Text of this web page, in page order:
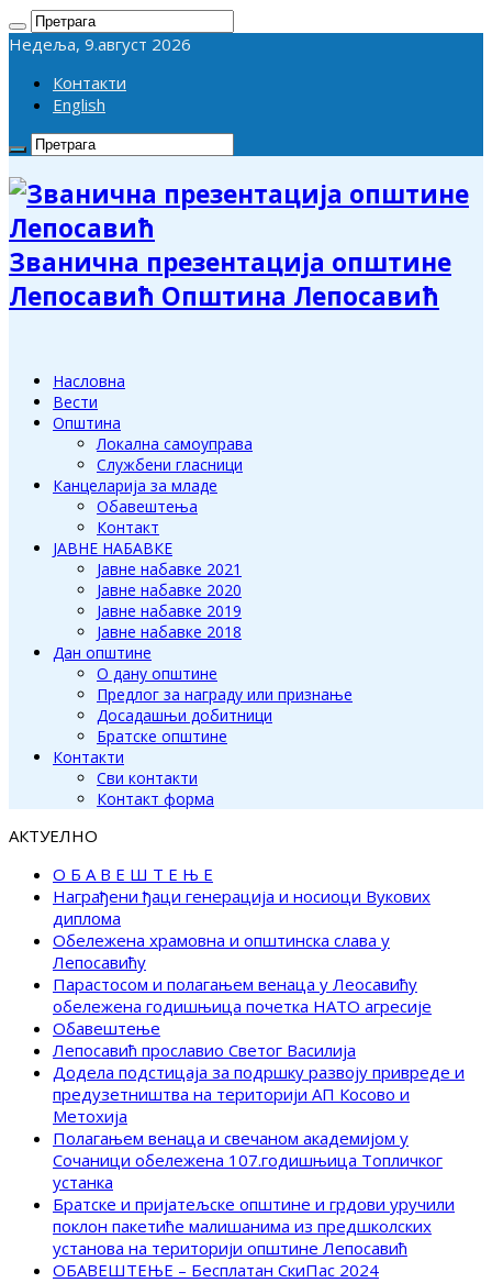
Недеља, 9.август 2026
Контакти
English
Званична презентација општине
Лепосавић Општина Лепосавић
Насловна
Вести
Општина
Локална самоуправа
Службени гласници
Канцеларија за младе
Обавештења
Контакт
ЈАВНЕ НАБАВКЕ
Јавне набавке 2021
Јавне набавке 2020
Јавне набавке 2019
Јавне набавке 2018
Дан општине
О дану општине
Предлог за награду или признање
Досадашњи добитници
Братске општине
Контакти
Сви контакти
Контакт форма
АКТУЕЛНО
О Б А В Е Ш Т Е Њ Е
Награђени ђаци генерација и носиоци Вукових
диплома
Обележена храмовна и општинска слава у
Лепосавићу
Парастосом и полагањем венаца у Леосавићу
обележена годишњица почетка НАТО агресије
Обавештење
Лепосавић прославио Светог Василија
Додела подстицаја за подршку развоју привреде и
предузетништва на територији АП Косово и
Метохија
Полагањем венаца и свечаном академијом у
Сочаници обележена 107.годишњица Топличког
устанка
Братске и пријатељске општине и грдови уручили
поклон пакетиће малишанима из предшколских
установа на територији општине Лепосавић
ОБАВЕШТЕЊЕ – Бесплатан СкиПас 2024